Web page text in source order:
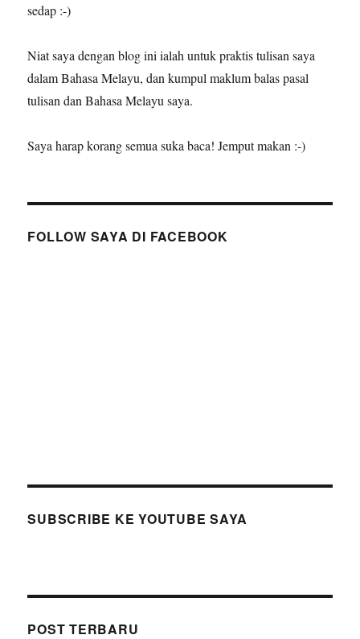
sedap :-)
Niat saya dengan blog ini ialah untuk praktis tulisan saya
dalam Bahasa Melayu, dan kumpul maklum balas pasal
tulisan dan Bahasa Melayu saya.
Saya harap korang semua suka baca! Jemput makan :-)
FOLLOW SAYA DI FACEBOOK
SUBSCRIBE KE YOUTUBE SAYA
POST TERBARU